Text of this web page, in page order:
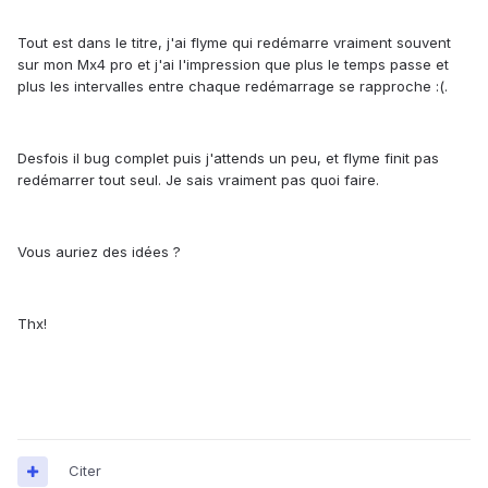
Tout est dans le titre, j'ai flyme qui redémarre vraiment souvent
sur mon Mx4 pro et j'ai l'impression que plus le temps passe et
plus les intervalles entre chaque redémarrage se rapproche :(.
Desfois il bug complet puis j'attends un peu, et flyme finit pas
redémarrer tout seul. Je sais vraiment pas quoi faire.
Vous auriez des idées ?
Thx!
Citer